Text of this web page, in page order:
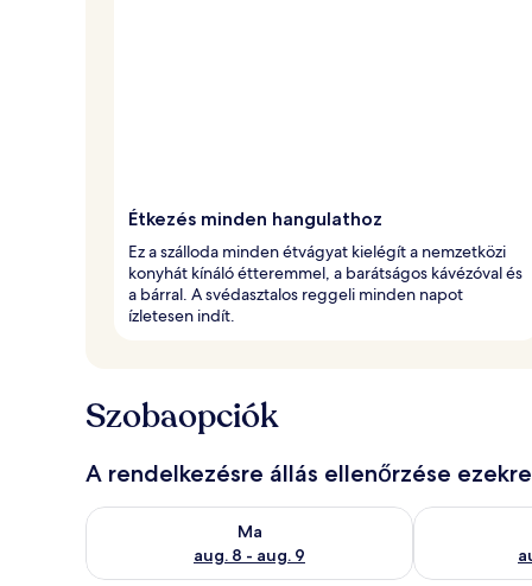
Étkezés minden hangulathoz
Ez a szálloda minden étvágyat kielégít a nemzetközi
konyhát kínáló étteremmel, a barátságos kávézóval és
a bárral. A svédasztalos reggeli minden napot
ízletesen indít.
Szobaopciók
A rendelkezésre állás ellenőrzése
Ma
aug. 8 - aug. 9
A ma esti rendelkezésre állás ellenőrzése: aug. 8 -
A holnapi